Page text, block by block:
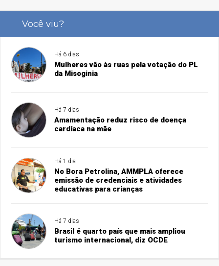
Você viu?
Há 6 dias
Mulheres vão às ruas pela votação do PL
da Misoginia
Há 7 dias
Amamentação reduz risco de doença
cardíaca na mãe
Há 1 dia
No Bora Petrolina, AMMPLA oferece
emissão de credenciais e atividades
educativas para crianças
Há 7 dias
Brasil é quarto país que mais ampliou
turismo internacional, diz OCDE